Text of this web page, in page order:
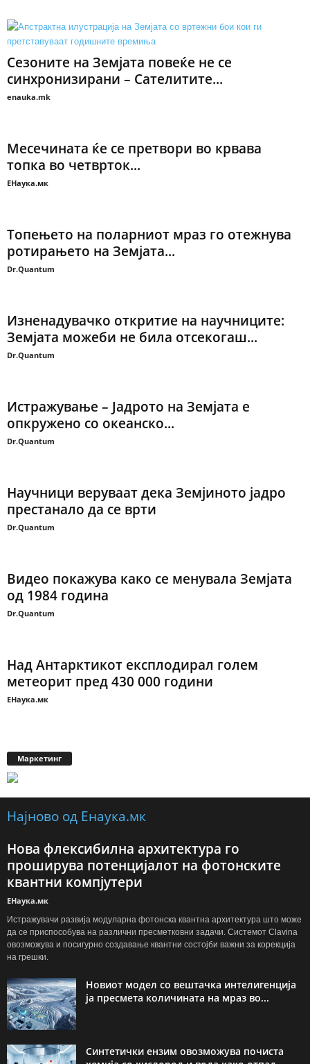
Сезоните на Земјата повеќе не се
синхронизирани – Сателитите...
enauka.mk
Месечината ќе се претвори во крвава
топка во четврток...
ЕНаука.мк
Топењето на поларниот мраз го отежнува
ротирањето на Земјата...
Dr.Quantum
Изненадувачко откритие на научниците:
Земјата можеби не била отсекогаш...
Dr.Quantum
Истражување – Јадрото на Земјата е
опкружено со океанско...
Dr.Quantum
Научници веруваат дека Земјиното јадро
престанало да се врти
Dr.Quantum
Видео покажува како се менувала Земјата
од 1984 година
Dr.Quantum
Над Антарктикот експлодирал голем
метеорит пред 430 000 години
ЕНаука.мк
Маркетинг
Најново од Енаука.мк
Нова флексибилна архитектура го
проширува потенцијалот на фотонските
квантни компјутери
ЕНаука.мк
Истражувачи развија модуларна фотонска квантна архитектура што може
да се приспособува на различни пресметковни задачи. Системот Clavina
овозможува и посигурно создавање квантни состојби важни за корекција
на грешки.
Новиот модел со вештачка интелигенција
ја пресмета количината на мраз во...
Синтетички ензим овозможува почиста